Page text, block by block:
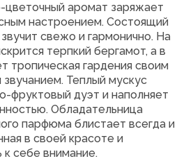
аромат заряжает
настроением. Состоящий
свежо и гармонично. На
терпкий бергамот, а в
тропическая гардения своим
Теплый мускус
фруктовый дуэт и наполняет
Обладательница
парфюма блистает всегда и
в своей красоте и
к себе внимание.